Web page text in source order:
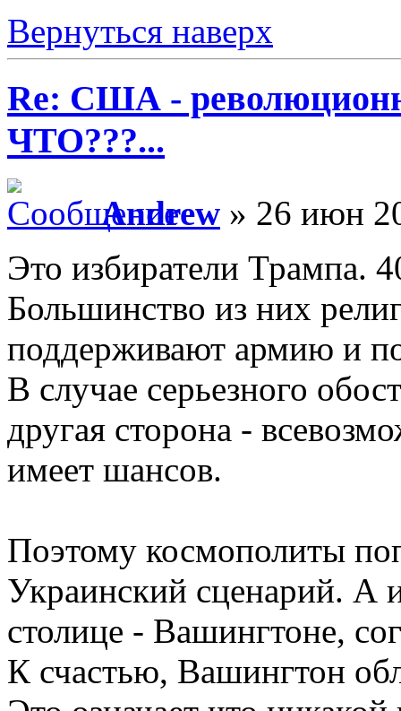
Вернуться наверх
Re: США -
ЧТО???...
Andrew » 26 июн
Это избиратели Трампа.
Большинство из них
поддерживают армию и
В случае серьезного
другая сторона -
имеет шансов.
Поэтому космополиты
Украинский сценарий. А
столице - Вашингтоне,
К счастью, Вашингтон